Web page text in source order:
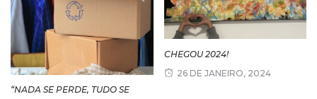
“NADA SE PERDE, TUDO SE
CHEGOU 2024!
26 DE JANEIRO, 2024